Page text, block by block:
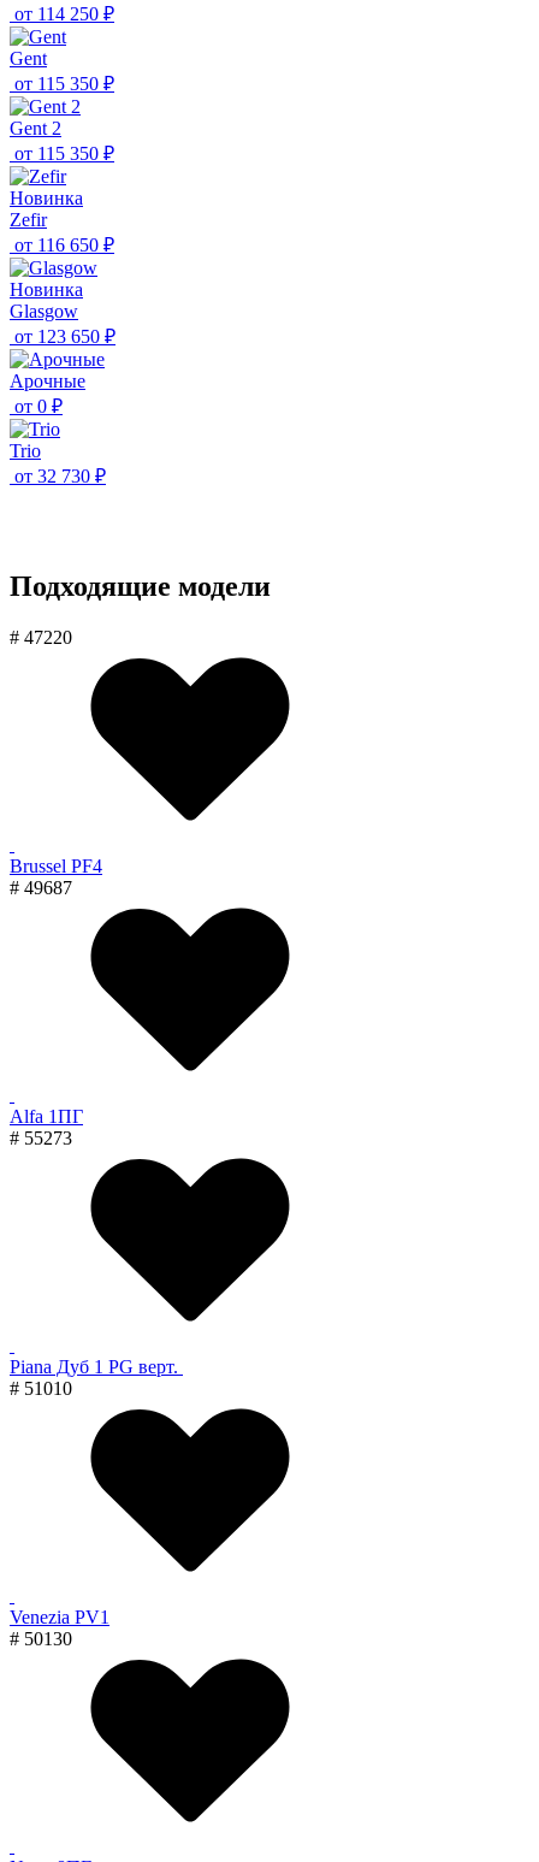
от 114 250 ₽
Gent
от 115 350 ₽
Gent 2
от 115 350 ₽
Новинка
Zefir
от 116 650 ₽
Новинка
Glasgow
от 123 650 ₽
Aрочные
от 0 ₽
Trio
от 32 730 ₽
Подходящие модели
# 47220
Brussel PF4
# 49687
Alfa 1ПГ
# 55273
Piana Дуб 1 PG верт.
# 51010
Venezia PV1
# 50130